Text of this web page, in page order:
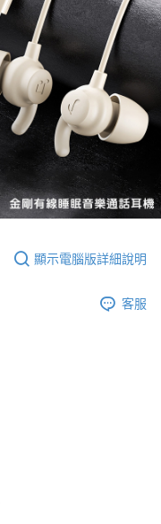
顯示電腦版詳細說明
客服